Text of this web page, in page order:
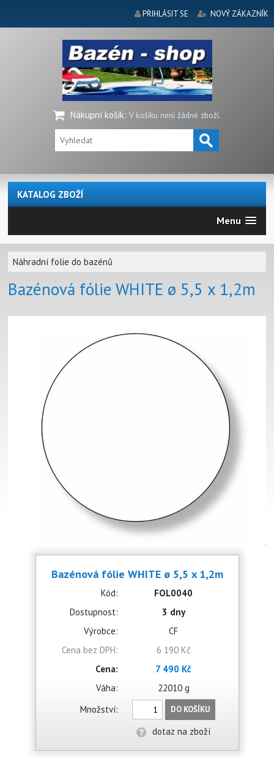
PŘIHLÁSIT SE NOVÝ ZÁKAZNÍK
Nákupní košík: V košíku není žádné zboží.
KATALOG ZBOŽÍ
Menu
Náhradní folie do bazénů
Bazénová fólie WHITE ø 5,5 x 1,2m
Bazénová fólie WHITE ø 5,5 x 1,2m
Kód:
FOL0040
Dostupnost:
3 dny
Výrobce:
CF
Cena bez DPH:
6 190 Kč
Cena:
7 490 Kč
Váha:
22010 g
Množství:
DO KOŠÍKU
dotaz na zboží